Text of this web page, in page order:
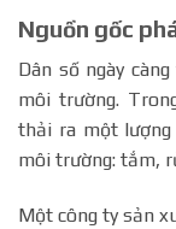
Nguồn gốc
Dân số ngày
môi trường.
thải ra một
môi trường: tắm,
Một công ty sản